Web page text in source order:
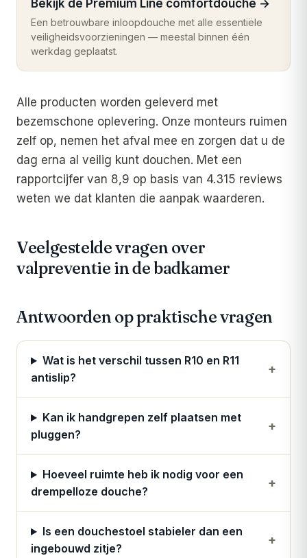
Bekijk de Premium Line comfortdouche →
Een betrouwbare inloopdouche met alle essentiële
veiligheidsvoorzieningen — meestal binnen één
werkdag geplaatst.
Alle producten worden geleverd met
bezemschone oplevering. Onze monteurs ruimen
zelf op, nemen het afval mee en zorgen dat u de
dag erna al veilig kunt douchen. Met een
rapportcijfer van 8,9 op basis van 4.315 reviews
weten we dat klanten die aanpak waarderen.
Veelgestelde vragen over
valpreventie in de badkamer
Antwoorden op praktische vragen
Wat is het verschil tussen R10 en R11
antislip?
+
Kan ik handgrepen zelf plaatsen met
pluggen?
+
Hoeveel ruimte heb ik nodig voor een
drempelloze douche?
+
Is een douchestoel stabieler dan een
ingebouwd zitje?
+